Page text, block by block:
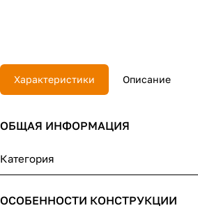
Характеристики Описание
ОБЩАЯ ИНФОРМАЦИЯ
Категория
ОСОБЕННОСТИ КОНСТРУКЦИИ